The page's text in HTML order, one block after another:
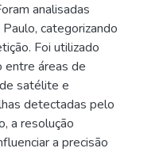
analisadas
categorizando
Foi utilizado
entre áreas de
satélite e
detectadas pelo
a resolução
a precisão